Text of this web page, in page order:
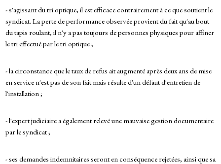
- s'agissant du tri optique, il est efficace contrairement à ce que soutient le
syndicat. La perte de performance observée provient du fait qu'au bout
du tapis roulant, il n'y a pas toujours de personnes physiques pour affiner
le tri effectué par le tri optique ;
- la circonstance que le taux de refus ait augmenté après deux ans de mise
en service n'est pas de son fait mais résulte d'un défaut d'entretien de
l'installation ;
- l'expert judiciaire a également relevé une mauvaise gestion documentaire
par le syndicat ;
- ses demandes indemnitaires seront en conséquence rejetées, ainsi que sa